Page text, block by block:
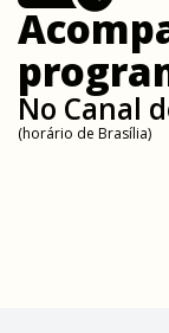
No Canal
(horário de Brasília)